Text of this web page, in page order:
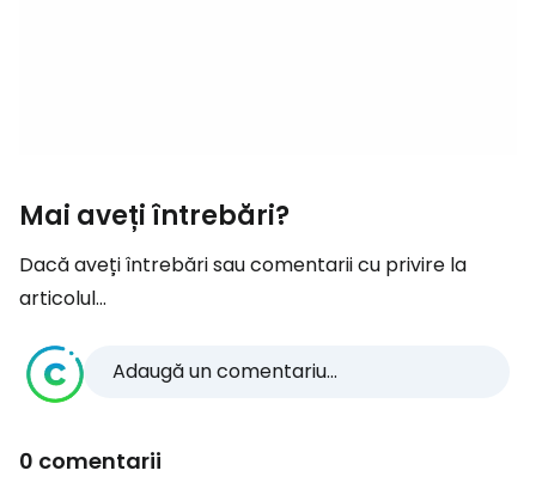
Mai aveți întrebări?
Dacă aveți întrebări sau comentarii cu privire la
articolul...
Adaugă un comentariu...
0 comentarii